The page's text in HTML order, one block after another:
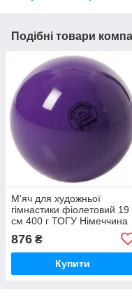
Подібні товари
М'яч для художньої
гімнастики фіолетовий 19
см 400 г ТОГУ Німеччина
876 ₴
Купити